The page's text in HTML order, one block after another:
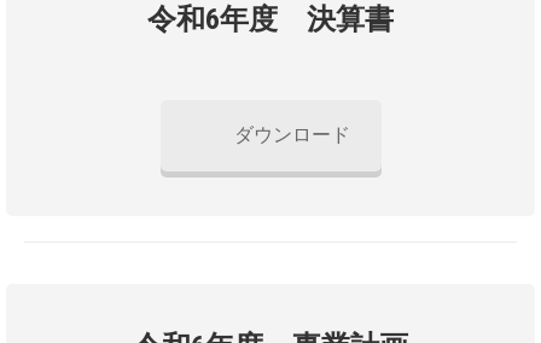
令和6年度 決算書
ダウンロード